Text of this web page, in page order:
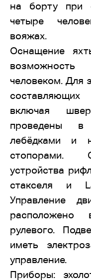
на борту при
четыре
вояжах.
Оснащение
человеком. Для
включая
проведены в
лебёдками и
стопорами.
устройства
стакселя и
Управление
расположено
рулевого.
иметь
управление.
Приборы: